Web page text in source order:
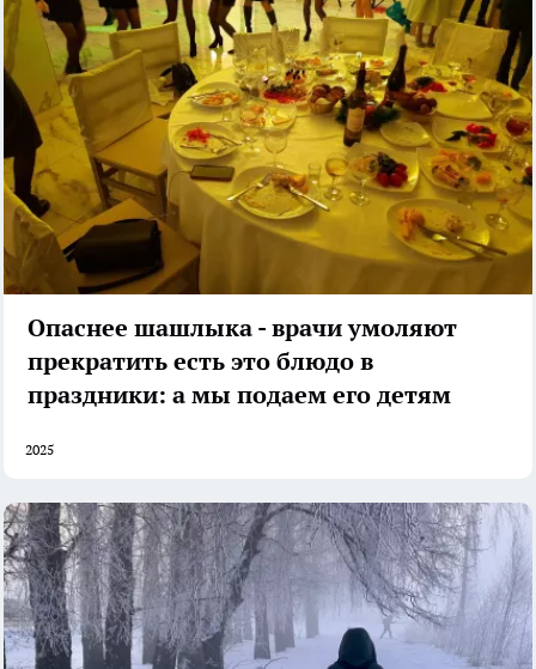
Опаснее шашлыка - врачи умоляют
прекратить есть это блюдо в
праздники: а мы подаем его детям
2025